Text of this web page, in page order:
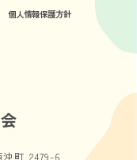
個人情報保護方針
町 2479-6